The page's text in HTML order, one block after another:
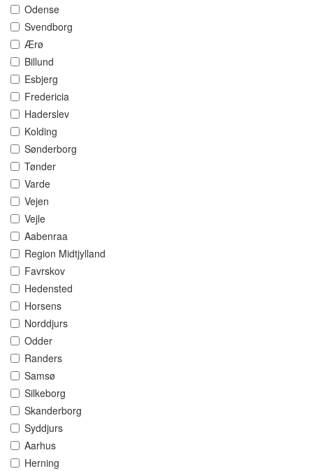
Odense
Svendborg
Ærø
Billund
Esbjerg
Fredericia
Haderslev
Kolding
Sønderborg
Tønder
Varde
Vejen
Vejle
Aabenraa
Region Midtjylland
Favrskov
Hedensted
Horsens
Norddjurs
Odder
Randers
Samsø
Silkeborg
Skanderborg
Syddjurs
Aarhus
Herning